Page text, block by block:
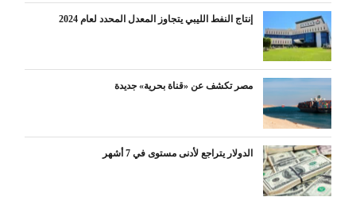
إنتاج النفط الليبي يتجاوز المعدل المحدد لعام 2024
مصر تكشف عن «قناة بحرية» جديدة
الدولار يتراجع لأدنى مستوى في 7 أشهر